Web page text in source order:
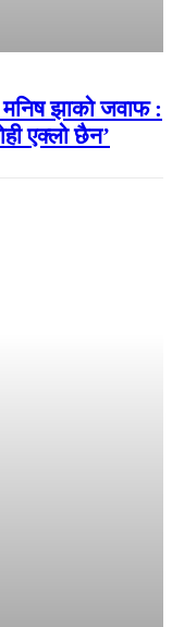
मनिष झाको जवाफ :
एक्लो छैन’